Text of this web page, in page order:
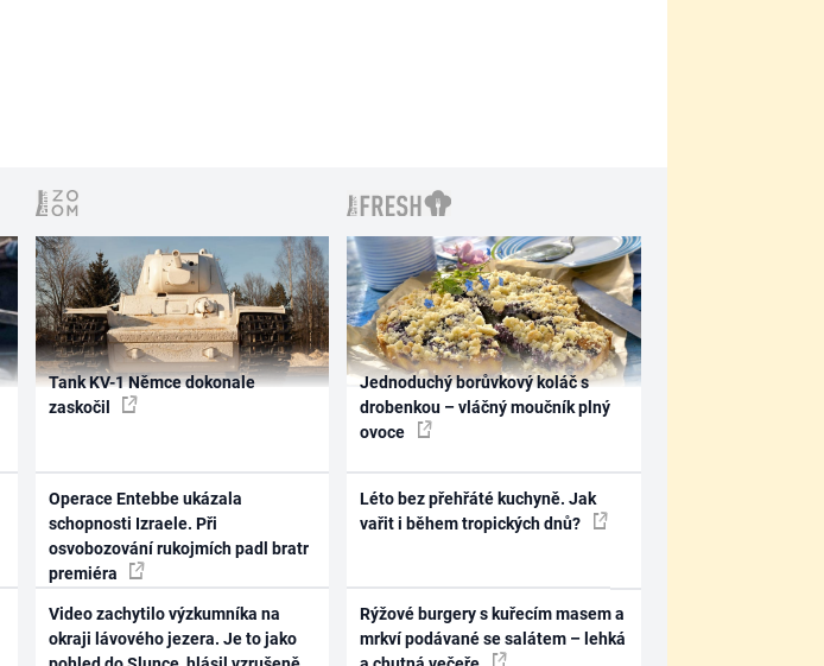
Tank KV-1 Němce dokonale
zaskočil
Operace Entebbe ukázala
schopnosti Izraele. Při
osvobozování rukojmích padl bratr
premiéra
Video zachytilo výzkumníka na
okraji lávového jezera. Je to jako
Jednoduchý borůvkový koláč s
drobenkou – vláčný moučník plný
ovoce
Léto bez přehřáté kuchyně. Jak
vařit i během tropických dnů?
Rýžové burgery s kuřecím masem a
mrkví podávané se salátem – lehká